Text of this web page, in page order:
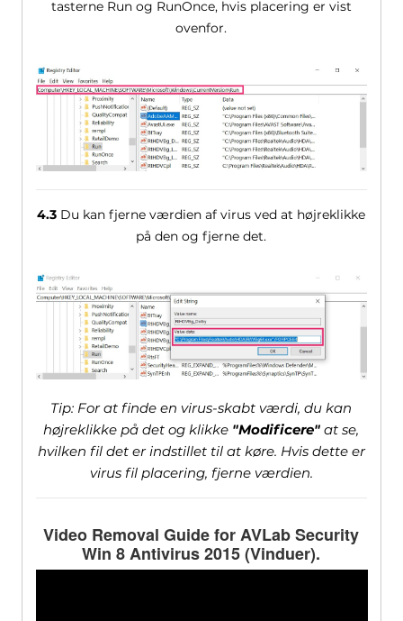
tasterne Run og RunOnce, hvis placering er vist
ovenfor.
4.3 Du kan fjerne værdien af ​​virus ved at højreklikke
på den og fjerne det.
Tip: For at finde en virus-skabt værdi, du kan
højreklikke på det og klikke "Modificere" at se,
hvilken fil det er indstillet til at køre. Hvis dette er
virus fil placering, fjerne værdien.
Video Removal Guide for AVLab Security
Win 8 Antivirus 2015 (Vinduer).